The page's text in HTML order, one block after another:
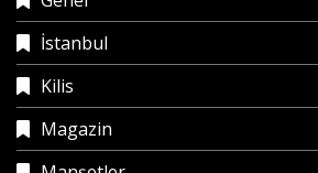
İstanbul
Kilis
Magazin